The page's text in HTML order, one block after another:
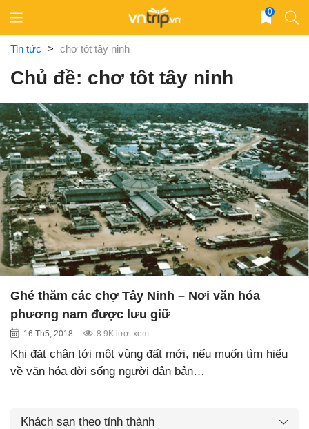
content
0
Tin tức > chơ tôt tây ninh
Chủ đề: chơ tôt tây ninh
Ghé thăm các chợ Tây Ninh – Nơi văn hóa
phương nam được lưu giữ
16 Th5, 2018 8.9K lượt xem
Khi đặt chân tới một vùng đất mới, nếu muốn tìm hiểu
về văn hóa đời sống người dân bản…
Khách sạn theo tỉnh thành